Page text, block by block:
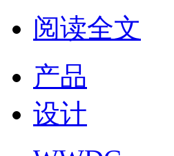
阅读全文
产品
设计